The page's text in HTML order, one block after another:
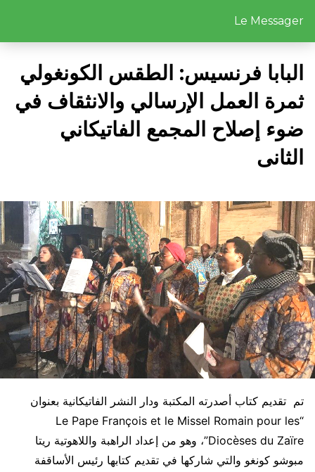
Le Messager
البابا فرنسيس: الطقس الكونغولي
ثمرة العمل الإرسالي والانثقاف في
ضوء إصلاح المجمع الفاتيكاني
الثانى
تم تقديم كتاب أصدرته المكتبة ودار النشر الفاتيكانية بعنوان
“Le Pape François et le Missel Romain pour les
Diocèses du Zaïre”، وهو من إعداد الراهبة واللاهوتية ريتا
مبوشو كونغو والتي شاركها في تقديم كتابها رئيس الأساقفة